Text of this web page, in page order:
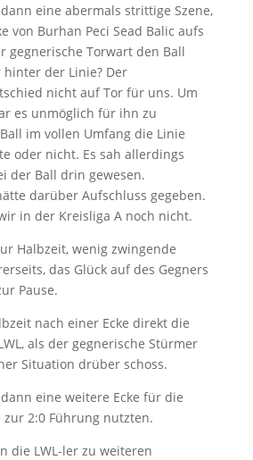
eine abermals strittige Szene,
von Burhan Peci Sead Balic aufs
gegnerische Torwart den Ball
der Linie? Der
nicht auf Tor für uns. Um
es unmöglich für ihn zu
im vollen Umfang die Linie
oder nicht. Es sah allerdings
der Ball drin gewesen.
darüber Aufschluss gegeben.
in der Kreisliga A noch nicht.
Halbzeit, wenig zwingende
das Glück auf des Gegners
Pause.
nach einer Ecke direkt die
als der gegnerische Stürmer
Situation drüber schoss.
eine weitere Ecke für die
zur 2:0 Führung nutzten.
die LWL-ler zu weiteren